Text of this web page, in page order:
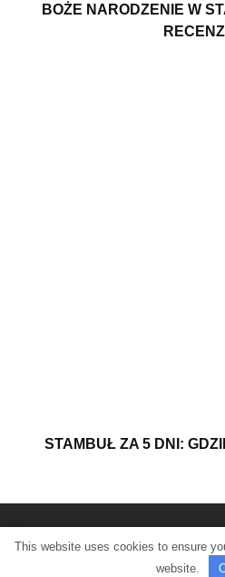
BOŻE NARODZENIE W
STAMBUŁ ZA 5 DNI:
© Wszelkie prawa
This website uses cookies to ensure
website.